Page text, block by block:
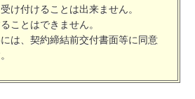
け付けることは出来ません。
ことはできません。
は、契約締結前交付書面等に同意